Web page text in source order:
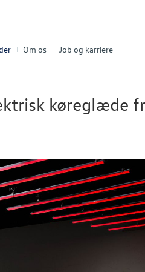
Om os Job og karriere
køreglæde